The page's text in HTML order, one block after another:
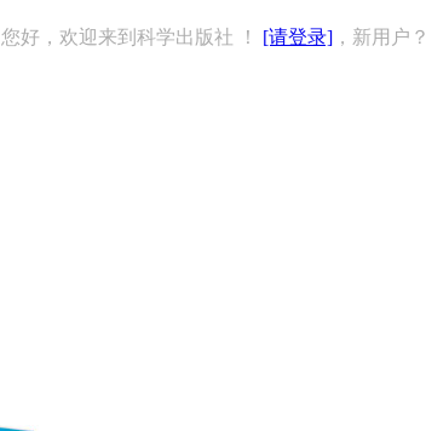
您好，欢迎来到科学出版社 ！ [请登录] ，新用户？